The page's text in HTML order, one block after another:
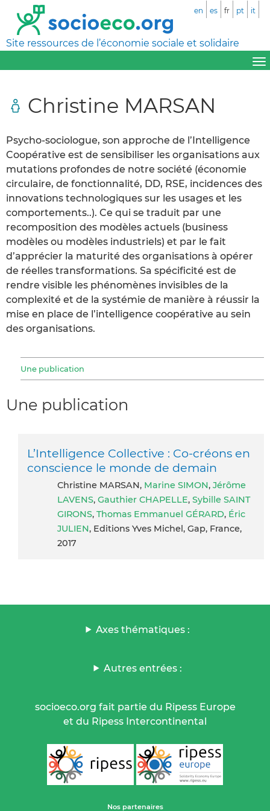
Site ressources de l’économie sociale et solidaire
en es fr pt it
Christine MARSAN
Psycho-sociologue, son approche de l’Intelligence
Coopérative est de sensibiliser les organisations aux
mutations profondes de notre société (économie
circulaire, de fonctionnalité, DD, RSE, incidences des
innovations technologiques sur les usages et les
comportements..). Ce qui se traduit par une
recomposition des modèles actuels (business
modèles ou modèles industriels) et par le fait
d’apprécier la maturité des organisations à opérer
de réelles transformations. Sa spécificité est de
rendre visible les phénomènes invisibles de la
complexité et de la systémie de manière à réussir la
mise en place de l’intelligence coopérative au sein
des organisations.
Une publication
Une publication
L’Intelligence Collective : Co-créons en
conscience le monde de demain
Christine MARSAN, Marine SIMON, Jérôme
LAVENS, Gauthier CHAPELLE, Sybille SAINT
GIRONS, Thomas Emmanuel GÉRARD, Éric
JULIEN, Editions Yves Michel, Gap, France,
2017
Axes thématiques :
Autres entrées :
socioeco.org fait partie du Ripess Europe
et du Ripess Intercontinental
Nos partenaires